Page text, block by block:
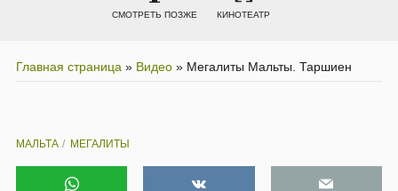
СМОТРЕТЬ ПОЗЖЕ КИНОТЕАТР
Главная страница » Видео » Мегалиты Мальты. Таршиен
МАЛЬТА МЕГАЛИТЫ